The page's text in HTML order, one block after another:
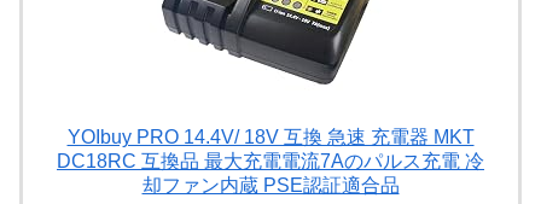
YOIbuy PRO 14.4V/ 18V 互換 急速 充電器 MKT
DC18RC 互換品 最大充電電流7Aのパルス充電 冷
却ファン内蔵 PSE認証適合品